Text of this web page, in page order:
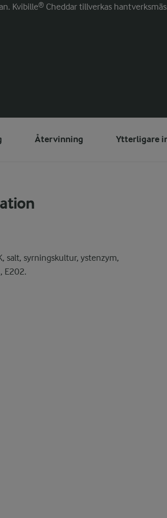
Kvibille® Cheddar tillverkas
Återvinning Ytterligare
salt, syrningskultur, ystenzym,
E202.